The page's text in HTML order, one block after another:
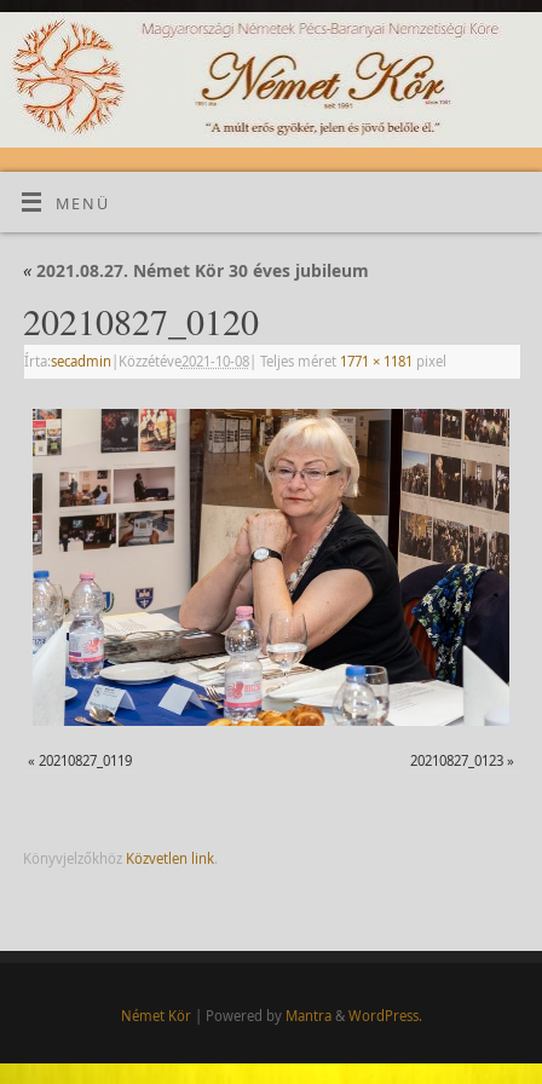
MENÜ
«2021.08.27. Német Kör 30 éves jubileum
20210827_0120
Írta:secadmin | Közzétéve2021-10-08| Teljes méret 1771 × 1181 pixel
« 20210827_0119 20210827_0123 »
Könyvjelzőkhöz Közvetlen link.
Német Kör| Powered by Mantra& WordPress.